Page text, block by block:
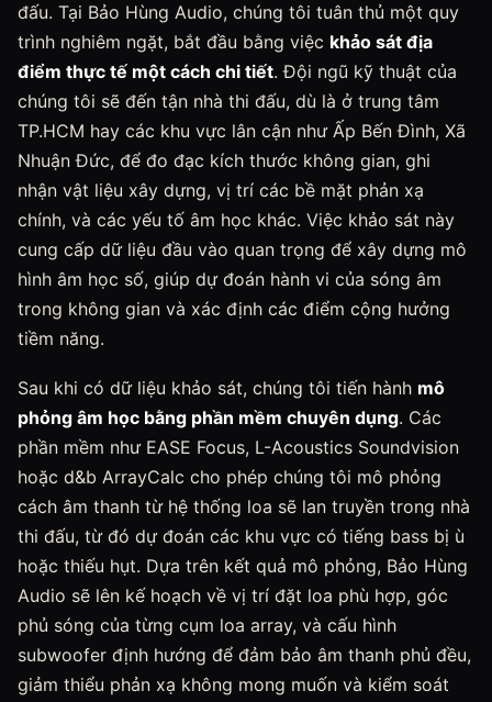
đấu. Tại Bảo Hùng Audio, chúng tôi tuân thủ một quy
trình nghiêm ngặt, bắt đầu bằng việc khảo sát địa
điểm thực tế một cách chi tiết. Đội ngũ kỹ thuật của
chúng tôi sẽ đến tận nhà thi đấu, dù là ở trung tâm
TP.HCM hay các khu vực lân cận như Ấp Bến Đình, Xã
Nhuận Đức, để đo đạc kích thước không gian, ghi
nhận vật liệu xây dựng, vị trí các bề mặt phản xạ
chính, và các yếu tố âm học khác. Việc khảo sát này
cung cấp dữ liệu đầu vào quan trọng để xây dựng mô
hình âm học số, giúp dự đoán hành vi của sóng âm
trong không gian và xác định các điểm cộng hưởng
tiềm năng.
Sau khi có dữ liệu khảo sát, chúng tôi tiến hành mô
phỏng âm học bằng phần mềm chuyên dụng. Các
phần mềm như EASE Focus, L-Acoustics Soundvision
hoặc d&b ArrayCalc cho phép chúng tôi mô phỏng
cách âm thanh từ hệ thống loa sẽ lan truyền trong nhà
thi đấu, từ đó dự đoán các khu vực có tiếng bass bị ù
hoặc thiếu hụt. Dựa trên kết quả mô phỏng, Bảo Hùng
Audio sẽ lên kế hoạch về vị trí đặt loa phù hợp, góc
phủ sóng của từng cụm loa array, và cấu hình
subwoofer định hướng để đảm bảo âm thanh phủ đều,
giảm thiểu phản xạ không mong muốn và kiểm soát